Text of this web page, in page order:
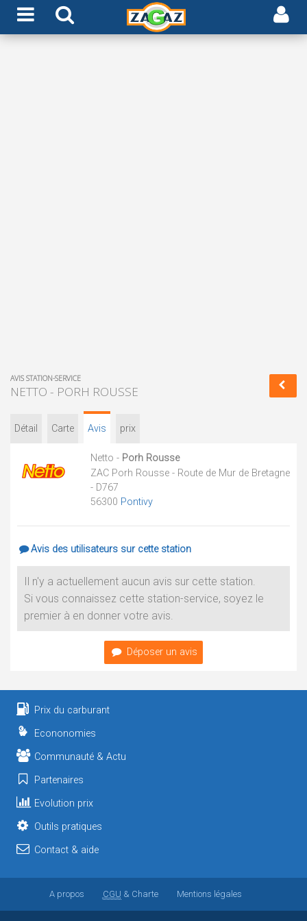
AVIS STATION-SERVICE
NETTO - PORH ROUSSE
Détail Carte Avis prix
Netto - Porh Rousse
ZAC Porh Rousse - Route de Mur de Bretagne
- D767
56300 Pontivy
Avis des utilisateurs sur cette station
Il n'y a actuellement aucun avis sur cette station.
Si vous connaissez cette station-service, soyez le
premier à en donner votre avis.
Déposer un avis
Prix du carburant
Econonomies
Communauté & Actu
Partenaires
Evolution prix
Outils pratiques
Contact & aide
A propos CGU & Charte Mentions légales